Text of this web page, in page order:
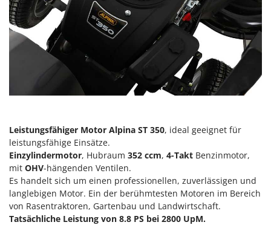
Schneefräsen
Schneeräumer
Schrotmühlen - elektrisch
Schwader für Traktoren
Schweißgeräte
Seilwinden - Motorseilwinden
Sichelmulcher für Traktoren
Sortierer für Oliven
Sprühgeräte für Pflanzenbehandlung
Stäubegeräte für Traktor
Staubsauger - Elektrobesen
H
Hailo
Helvi
Henx
Idromatic
Il-Tec
Imperia
Infaco
Intec
Intex
Leistungsfähiger Motor Alpina ST 350, ideal geeignet für
leistungsfähige Einsätze.
Einzylindermotor, Hubraum 352 ccm, 4-Takt Benzinmotor,
mit OHV-hängenden Ventilen.
Es handelt sich um einen professionellen, zuverlässigen und
langlebigen Motor. Ein der berühmtesten Motoren im Bereich
von Rasentraktoren, Gartenbau und Landwirtschaft.
Tatsächliche Leistung von 8.8 PS bei 2800 UpM.